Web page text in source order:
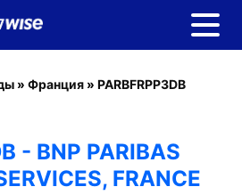
» Франция » PARBFRPP3DB
- BNP PARIBAS
FRANCE